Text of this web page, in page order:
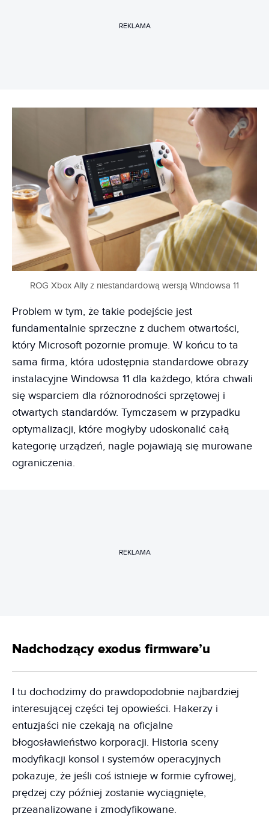
REKLAMA
ROG Xbox Ally z niestandardową wersją Windowsa 11
Problem w tym, że takie podejście jest
fundamentalnie sprzeczne z duchem otwartości,
który Microsoft pozornie promuje. W końcu to ta
sama firma, która udostępnia standardowe obrazy
instalacyjne Windowsa 11 dla każdego, która chwali
się wsparciem dla różnorodności sprzętowej i
otwartych standardów. Tymczasem w przypadku
optymalizacji, które mogłyby udoskonalić całą
kategorię urządzeń, nagle pojawiają się murowane
ograniczenia.
REKLAMA
Nadchodzący exodus firmware’u
I tu dochodzimy do prawdopodobnie najbardziej
interesującej części tej opowieści. Hakerzy i
entuzjaści nie czekają na oficjalne
błogosławieństwo korporacji. Historia sceny
modyfikacji konsol i systemów operacyjnych
pokazuje, że jeśli coś istnieje w formie cyfrowej,
prędzej czy później zostanie wyciągnięte,
przeanalizowane i zmodyfikowane.